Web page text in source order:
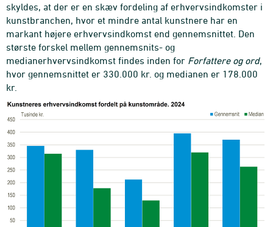
skyldes, at der er en skæv fordeling af erhvervsindkomster i
kunstbranchen, hvor et mindre antal kunstnere har en
markant højere erhvervsindkomst end gennemsnittet. Den
største forskel mellem gennemsnits- og
medianerhvervsindkomst findes inden for Forfattere og ord,
hvor gennemsnittet er 330.000 kr. og medianen er 178.000
kr.